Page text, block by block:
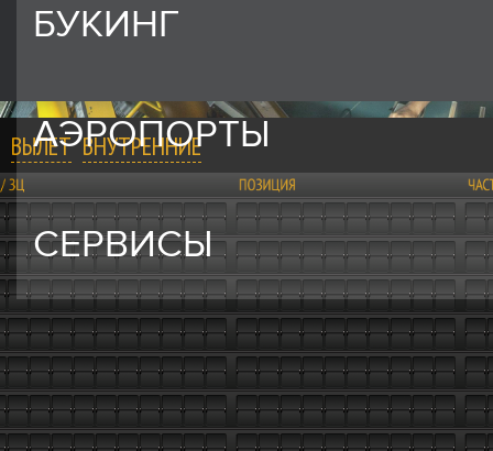
БУКИНГ
АЭРОПОРТЫ
СЕРВИСЫ
ВЫЛЕТ ВНУТРЕННИЕ